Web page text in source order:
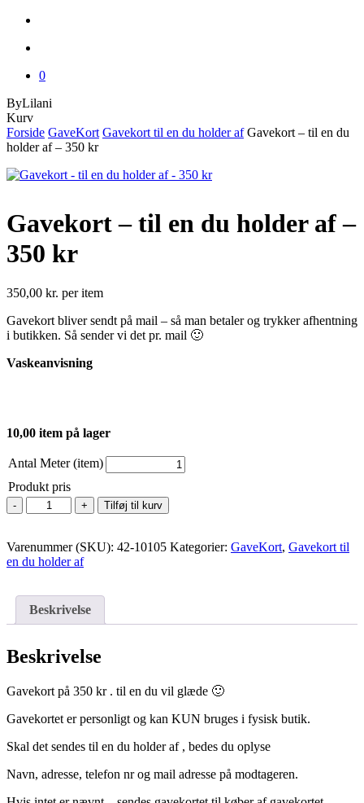
0
ByLilani
KurvClose
Cart
Forside GaveKort Gavekort til en du holder af Gavekort – til en du
holder af – 350 kr
Gavekort – til en du holder af –
350 kr
350,00 kr. per item
Gavekort bliver sendt på mail – så man betaler og trykker afhentning
i butikken. Så sender vi det pr. mail 🙂
Vaskeanvisning
10,00 item på lager
Antal Meter (item)
Produkt pris
Gavekort
-
en
du
350
antal
Tilføj til kurv
Varenummer (SKU): 42-10105 Kategorier: GaveKort, Gavekort til
en du holder af
Beskrivelse
Beskrivelse
Gavekort på 350 kr . til en du vil glæde 🙂
Gavekortet er personligt og kan KUN bruges i fysisk butik.
Skal det sendes til en du holder af , bedes du oplyse
Navn, adresse, telefon nr og mail adresse på modtageren.